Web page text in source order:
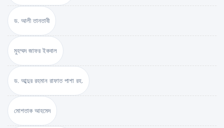
ড. আলী তানতাবী
মুহম্মদ জাফর ইকবাল
ড. আব্দুর রহমান রাফাত পাশা রহ.
মোশতাক আহমেদ